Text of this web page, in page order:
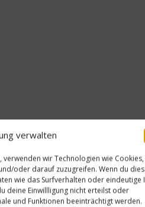
verwalten
wir Technologien wie Cookies,
oder darauf zuzugreifen. Wenn du
wie das Surfverhalten oder eindeutige
deine Einwillligung nicht erteilst oder
und Funktionen beeinträchtigt werden.